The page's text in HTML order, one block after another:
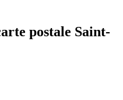
postale Saint-